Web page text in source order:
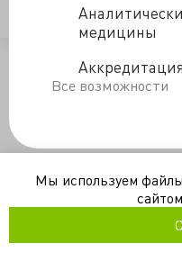
медицины
Все возможности
здравоохранение
Мы используем файлы
/blogs/